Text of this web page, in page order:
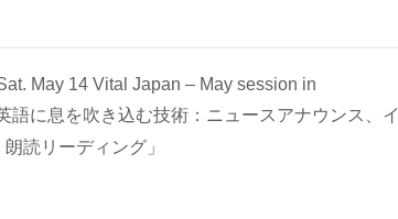
May 14 Vital Japan – May session in
語に息を吹き込む技術：ニュースアナウンス、イ
読リーディング」